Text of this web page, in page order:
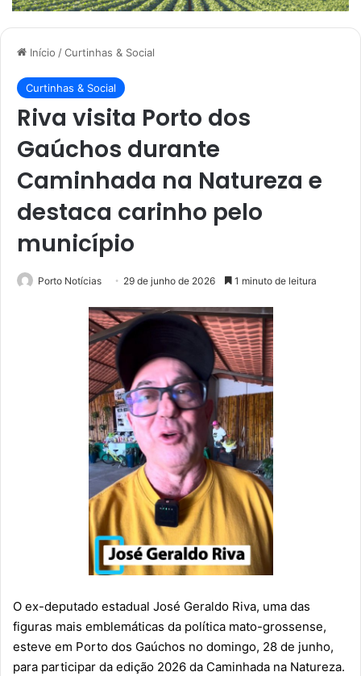
Início /Curtinhas & Social
Curtinhas & Social
Riva visita Porto dos
Gaúchos durante
Caminhada na Natureza e
destaca carinho pelo
município
Porto Notícias 29 de junho de 2026 1 minuto de leitura
O ex-deputado estadual José Geraldo Riva, uma das
figuras mais emblemáticas da política mato-grossense,
esteve em Porto dos Gaúchos no domingo, 28 de junho,
para participar da edição 2026 da Caminhada na Natureza.